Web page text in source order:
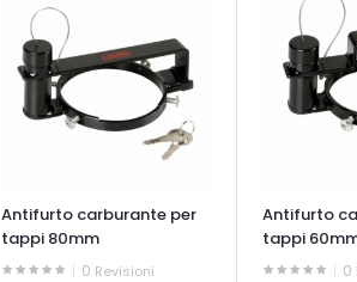
Antifurto carburante per
tappi 80mm
0 Revisioni
Antifurto
tappi
0